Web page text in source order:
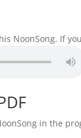
NoonSong. If
in the